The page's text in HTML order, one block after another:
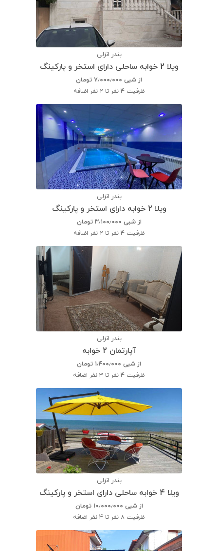
بندر انزلی
ویلا 2 خوابه ساحلی دارای استخر و پارکینگ
از شبی ۷٫۰۰۰٫۰۰۰ تومان
ظرفیت 4 نفر تا 2 نفر اضافه
بندر انزلی
ویلا 2 خوابه دارای استخر و پارکینگ
از شبی ۳٫۱۰۰٫۰۰۰ تومان
ظرفیت 4 نفر تا 2 نفر اضافه
بندر انزلی
آپارتمان 2 خوابه
از شبی ۱٫۴۰۰٫۰۰۰ تومان
ظرفیت 4 نفر تا 3 نفر اضافه
بندر انزلی
ویلا 4 خوابه ساحلی دارای استخر و پارکینگ
از شبی ۱۰٫۰۰۰٫۰۰۰ تومان
ظرفیت 8 نفر تا 4 نفر اضافه